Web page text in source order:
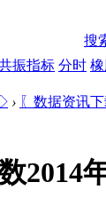
搜
振指标 分时
› 〖数据资讯下
2014